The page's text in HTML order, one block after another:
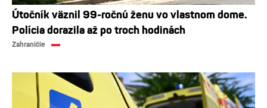
Útočník väznil 99-ročnú ženu vo vlastnom dome.
Polícia dorazila až po troch hodinách
Zahraničie